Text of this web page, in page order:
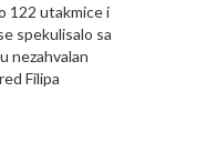
122 utakmice i
spekulisalo sa
nezahvalan
Filipa